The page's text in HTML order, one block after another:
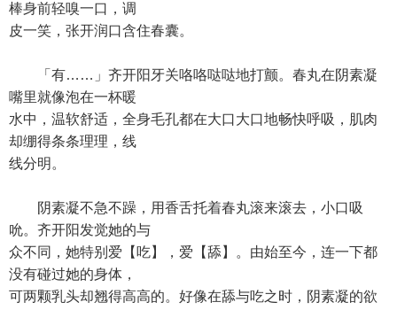
棒身前轻嗅一口，调
皮一笑，张开润口含住春囊。
「有……」齐开阳牙关咯咯哒哒地打颤。春丸在阴素凝
嘴里就像泡在一杯暖
水中，温软舒适，全身毛孔都在大口大口地畅快呼吸，肌肉
却绷得条条理理，线
线分明。
阴素凝不急不躁，用香舌托着春丸滚来滚去，小口吸
吮。齐开阳发觉她的与
众不同，她特别爱【吃】，爱【舔】。由始至今，连一下都
没有碰过她的身体，
可两颗乳头却翘得高高的。好像在舔与吃之时，阴素凝的欲